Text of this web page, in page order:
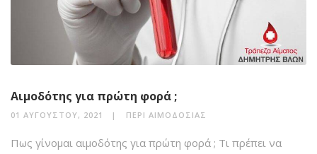
Αιμοδότης για πρώτη φορά ;
01 ΑΥΓΟΎΣΤΟΥ, 2021 ΠΕΡΊ ΑΙΜΟΔΟΣΊΑΣ
Πως γίνομαι αιμοδότης για πρώτη φορά ; Τι πρέπει να